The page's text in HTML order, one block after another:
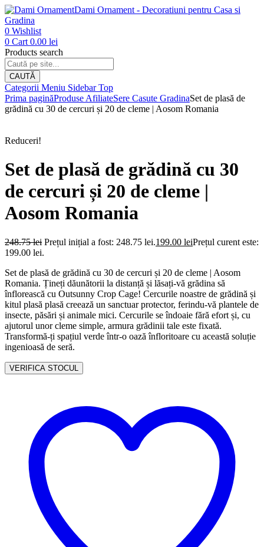
Dami Ornament - Decoratiuni pentru Casa si
Gradina
0 Wishlist
0 Cart 0.00 lei
Products search
CAUTĂ
Categorii Meniu Sidebar Top
Prima paginăProduse AfiliateSere Casute GradinaSet de plasă de
grădină cu 30 de cercuri și 20 de cleme | Aosom Romania
Reduceri!
Set de plasă de grădină cu 30
de cercuri și 20 de cleme |
Aosom Romania
248.75lei Prețul inițial a fost: 248.75 lei.199.00 leiPrețul curent este:
199.00 lei.
Set de plasă de grădină cu 30 de cercuri și 20 de cleme | Aosom
Romania. Țineți dăunătorii la distanță și lăsați-vă grădina să
înflorească cu Outsunny Crop Cage! Cercurile noastre de grădină și
kitul plasă plasă creează un sanctuar protector, ferindu-vă plantele de
insecte, păsări și animale mici. Cercurile se îndoaie fără efort și, cu
ajutorul unor cleme simple, armura grădinii tale este fixată.
Transformă-ți spațiul verde într-o oază înfloritoare cu această soluție
ingenioasă de seră.
VERIFICA STOCUL